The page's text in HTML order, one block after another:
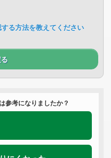
る方法を教えてください
参考になりましたか？